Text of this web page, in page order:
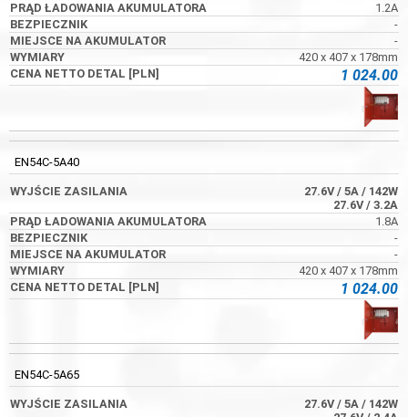
1.2A
-
-
420 x 407 x 178mm
1 024.00
EN54C-5A40
27.6V/ 5A / 142W
27.6V/ 3.2A
1.8A
-
-
420 x 407 x 178mm
1 024.00
EN54C-5A65
27.6V/ 5A / 142W